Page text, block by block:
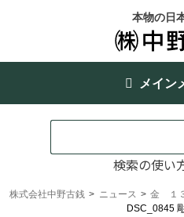
本物の日
メイン
検索の使い
株式会社中野古銭 > ニュース > 金 １
DSC_0845